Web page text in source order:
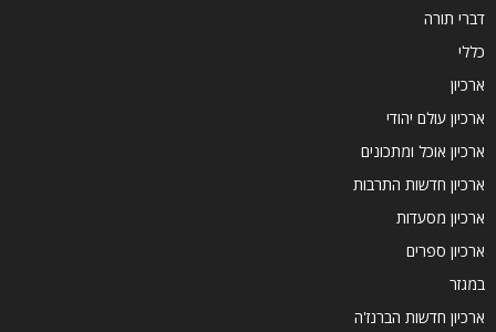
דברי תורה
כללי
ארכיון
ארכיון עולם יהודי
ארכיון אוכל ומתכונים
ארכיון חדשות התרבות
ארכיון מסעדות
ארכיון ספרים
במגזר
ארכיון חדשות הברנז'ה